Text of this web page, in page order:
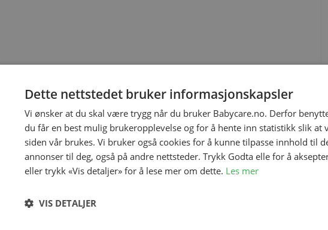
Dette nettstedet bruker informasjonskapsler
Vi ønsker at du skal være trygg når du bruker Babycare.no. Derfor
du får en best mulig brukeropplevelse og for å hente inn statistikk slik at
siden vår brukes. Vi bruker også cookies for å kunne tilpasse innhold til
annonser til deg, også på andre nettsteder. Trykk Godta elle for å
eller trykk «Vis detaljer» for å lese mer om dette. Les mer
VIS DETALJER